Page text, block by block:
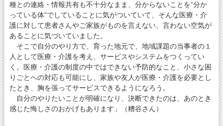
種との連絡・情報共有も不十分なまま、分からないことを“分か
っている体”でしていることに気がついていて、そんな医療・介
護に対して患者さんやご家族がものを言えない、言わない空気が
あることに気づいていました。
そこで自分のやり方で、育った地元で、地域課題の当事者の１
人として医療・介護を考え、サービスやシステムをつくってい
く。医療・介護の制度の中ではできない予防的なこと、小さな困
りごとへの対応も可能にし、家族や友人が医療・介護を必要とし
たとき、胸を張ってサービスできるようになろう。
自分のやりたいことが明確になり、決断できたのは、あのとき
感じた悔しさのおかげもあります」（糟谷さん）